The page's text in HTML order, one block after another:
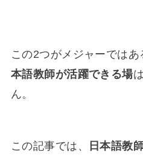
この2つがメジャーでは
本語教師が活躍できる場
ん。
この記事では、
日本語教